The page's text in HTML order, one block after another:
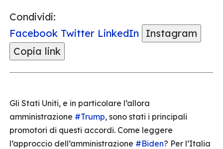
Condividi:
Facebook Twitter LinkedIn
Instagram
Copia link
Gli Stati Uniti, e in particolare l’allora
amministrazione #Trump, sono stati i principali
promotori di questi accordi. Come leggere
l’approccio dell’amministrazione #Biden? Per l’Italia